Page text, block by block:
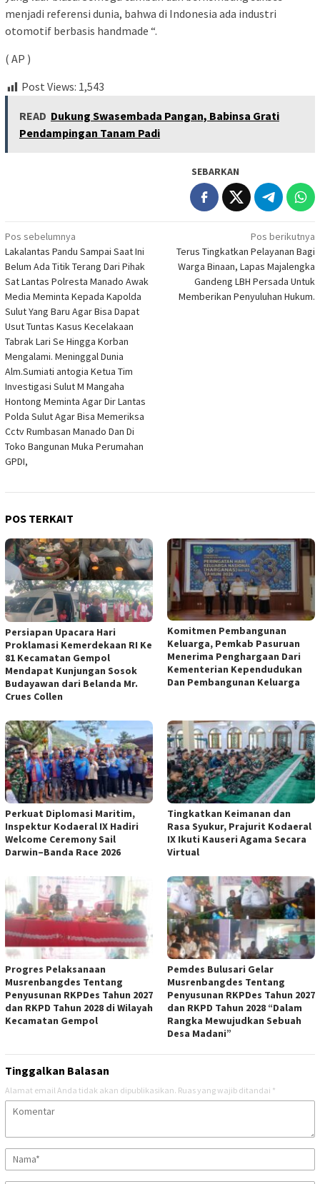
menjadi referensi dunia, bahwa di Indonesia ada industri
otomotif berbasis handmade “.
( AP )
Post Views: 1,543
READ Dukung Swasembada Pangan, Babinsa Grati
Pendampingan Tanam Padi
SEBARKAN
Navigasi
pos
Pos sebelumnya
Lakalantas Pandu Sampai Saat Ini
Belum Ada Titik Terang Dari Pihak
Sat Lantas Polresta Manado Awak
Media Meminta Kepada Kapolda
Sulut Yang Baru Agar Bisa Dapat
Usut Tuntas Kasus Kecelakaan
Tabrak Lari Se Hingga Korban
Mengalami. Meninggal Dunia
Alm.Sumiati antogia Ketua Tim
Investigasi Sulut M Mangaha
Hontong Meminta Agar Dir Lantas
Polda Sulut Agar Bisa Memeriksa
Cctv Rumbasan Manado Dan Di
Toko Bangunan Muka Perumahan
GPDI,
Pos berikutnya
Terus Tingkatkan Pelayanan Bagi
Warga Binaan, Lapas Majalengka
Gandeng LBH Persada Untuk
Memberikan Penyuluhan Hukum.
POS TERKAIT
Persiapan Upacara Hari
Proklamasi Kemerdekaan RI Ke
81 Kecamatan Gempol
Mendapat Kunjungan Sosok
Budayawan dari Belanda Mr.
Crues Collen
Komitmen Pembangunan
Keluarga, Pemkab Pasuruan
Menerima Penghargaan Dari
Kementerian Kependudukan
Dan Pembangunan Keluarga
Perkuat Diplomasi Maritim,
Inspektur Kodaeral IX Hadiri
Welcome Ceremony Sail
Darwin–Banda Race 2026
Tingkatkan Keimanan dan
Rasa Syukur, Prajurit Kodaeral
IX Ikuti Kauseri Agama Secara
Virtual
Progres Pelaksanaan
Musrenbangdes Tentang
Penyusunan RKPDes Tahun 2027
dan RKPD Tahun 2028 di Wilayah
Kecamatan Gempol
Pemdes Bulusari Gelar
Musrenbangdes Tentang
Penyusunan RKPDes Tahun 2027
dan RKPD Tahun 2028 “Dalam
Rangka Mewujudkan Sebuah
Desa Madani”
Tinggalkan Balasan
Alamat email Anda tidak akan dipublikasikan. Ruas yang wajib ditandai *